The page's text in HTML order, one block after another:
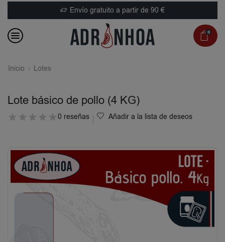
Envío gratuito a partir de 90 €
0
Inicio Lotes
Lote básico de pollo (4 KG)
0 reseñas Añadir a la lista de deseos